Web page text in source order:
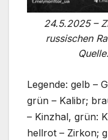
24.5.2025 –
russischen
Legende: gelb –
grün – Kalibr;
– Kinzhal, grün:
hellrot – Zirkon;